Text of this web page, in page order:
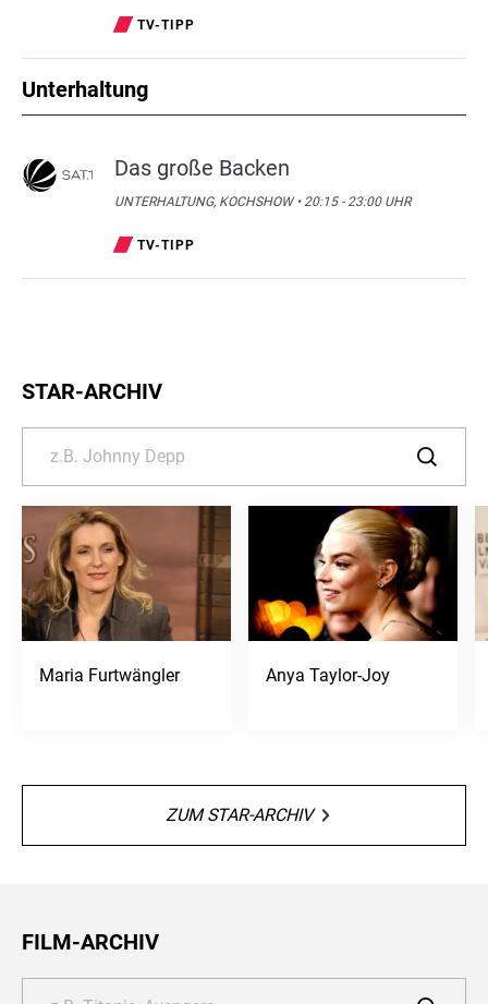
TV-TIPP
Unterhaltung
Das große Backen
UNTERHALTUNG, KOCHSHOW • 20:15 - 23:00 UHR
TV-TIPP
STAR-ARCHIV
Maria Furtwängler Anya Taylor-Joy
ZUM STAR-ARCHIV
FILM-ARCHIV